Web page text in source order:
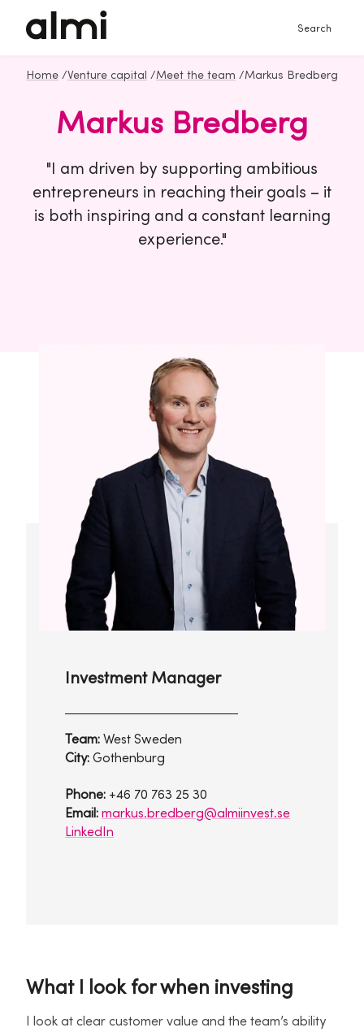
Search
Home /Venture capital /Meet the team /Markus Bredberg
Markus Bredberg
"I am driven by supporting ambitious
entrepreneurs in reaching their goals – it
is both inspiring and a constant learning
experience."
Investment Manager
Team: West Sweden
City: Gothenburg
Phone: +46 70 763 25 30
Email: markus.bredberg@almiinvest.se
LinkedIn
What I look for when investing
I look at clear customer value and the team’s ability